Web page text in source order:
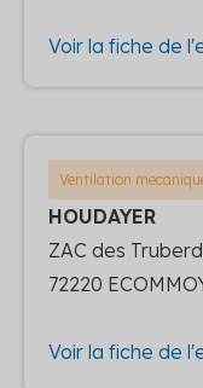
Voir la fiche de
Ventilation
HOUDAYER
ZAC des
72220
Voir la fiche de